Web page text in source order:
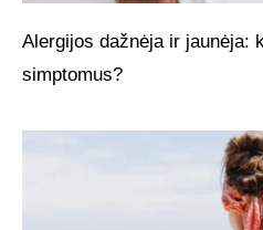
Alergijos dažnėja ir jaunėja:
simptomus?